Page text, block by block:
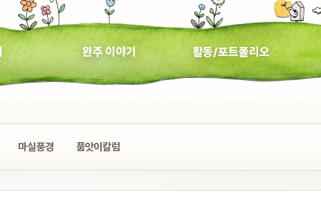
완주 이야기 활동/포트폴리오
마실풍경 품앗이칼럼